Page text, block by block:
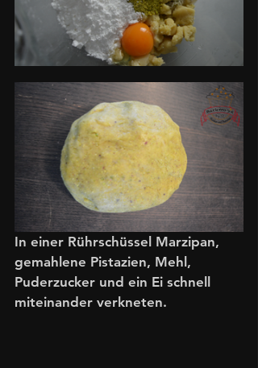
In einer Rührschüssel Marzipan,
gemahlene Pistazien, Mehl,
Puderzucker und ein Ei schnell
miteinander verkneten.